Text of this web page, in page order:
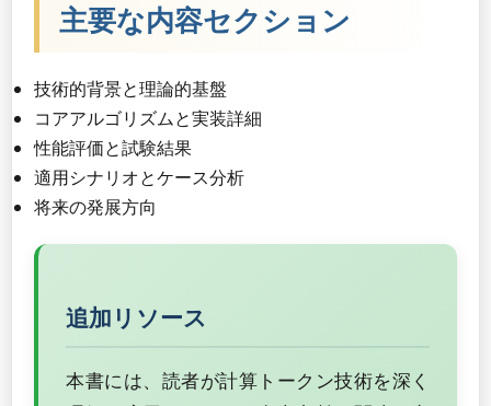
主要な内容セクション
技術的背景と理論的基盤
コアアルゴリズムと実装詳細
性能評価と試験結果
適用シナリオとケース分析
将来の発展方向
追加リソース
本書には、読者が計算トークン技術を深く